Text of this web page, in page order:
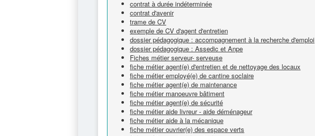
contrat à durée indéterminée
contrat d'avenir
trame de CV
exemple de CV d'agent d'entretien
dossier pédagogique : accompagnement à la recherche d'emploi
dossier pédagogique : Assedic et Anpe
Fiches métier serveur- serveuse
fiche métier agent(e) d'entretien et de nettoyage des locaux
fiche métier employé(e) de cantine soclaire
fiche métier agent(e) de maintenance
fiche métier manoeuvre bâtiment
fiche métier agent(e) de sécurité
fiche métier aide livreur - aide déménageur
fiche métier aide à la mécanique
fiche métier ouvrier(e) des espace verts